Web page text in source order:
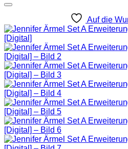
Auf die